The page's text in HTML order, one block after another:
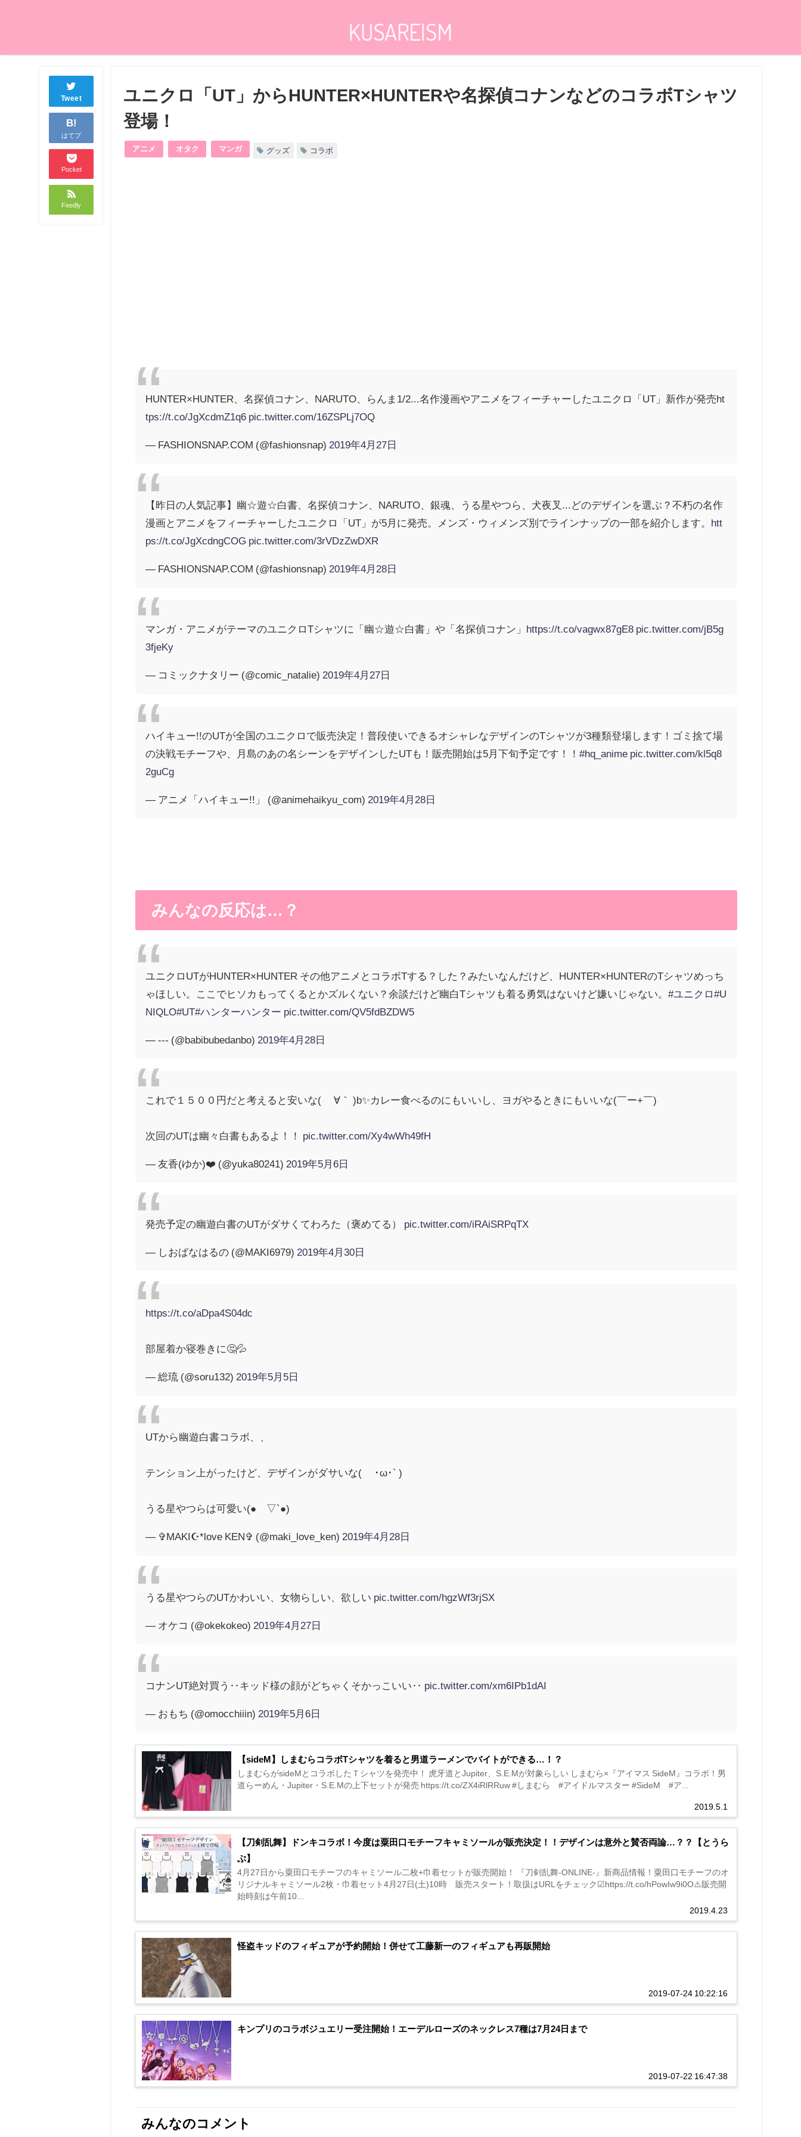
Tweet
B!
はてブ
Pocket
Feedly
ユニクロ「UT」からHUNTER×HUNTERや名探偵コナンなどのコラボTシャツ
登場！
アニメ オタク マンガ グッズ コラボ
HUNTER×HUNTER、名探偵コナン、NARUTO、らんま1/2...名作漫画やアニメをフィーチャーしたユニクロ「UT」新作が発売ht
tps://t.co/JgXcdmZ1q6 pic.twitter.com/16ZSPLj7OQ
— FASHIONSNAP.COM (@fashionsnap) 2019年4月27日
【昨日の人気記事】幽☆遊☆白書、名探偵コナン、NARUTO、銀魂、うる星やつら、犬夜叉...どのデザインを選ぶ？不朽の名作
漫画とアニメをフィーチャーしたユニクロ「UT」が5月に発売。メンズ・ウィメンズ別でラインナップの一部を紹介します。 htt
ps://t.co/JgXcdngCOG pic.twitter.com/3rVDzZwDXR
— FASHIONSNAP.COM (@fashionsnap) 2019年4月28日
マンガ・アニメがテーマのユニクロTシャツに「幽☆遊☆白書」や「名探偵コナン」 https://t.co/vagwx87gE8 pic.twitter.com/jB5g
3fjeKy
— コミックナタリー (@comic_natalie) 2019年4月27日
ハイキュー!!のUTが全国のユニクロで販売決定！普段使いできるオシャレなデザインのTシャツが3種類登場します！ゴミ捨て場
の決戦モチーフや、月島のあの名シーンをデザインしたUTも！販売開始は5月下旬予定です！！#hq_anime pic.twitter.com/kl5q8
2guCg
— アニメ「ハイキュー!!」 (@animehaikyu_com) 2019年4月28日
みんなの反応は…？
ユニクロUTがHUNTER×HUNTER その他アニメとコラボTする？した？みたいなんだけど、HUNTER×HUNTERのTシャツめっち
ゃほしい。ここでヒソカもってくるとかズルくない？余談だけど幽白Tシャツも着る勇気はないけど嫌いじゃない。#ユニクロ#U
NIQLO#UT#ハンターハンター pic.twitter.com/QV5fdBZDW5
— --- (@babibubedanbo) 2019年4月28日
これで１５００円だと考えると安いな( ´∀｀ )b✨カレー食べるのにもいいし、ヨガやるときにもいいな(￣ー+￣)
次回のUTは幽々白書もあるよ！！ pic.twitter.com/Xy4wWh49fH
— 友香(ゆか)❤️ (@yuka80241) 2019年5月6日
発売予定の幽遊白書のUTがダサくてわろた（褒めてる） pic.twitter.com/iRAiSRPqTX
— しおばなはるの (@MAKI6979) 2019年4月30日
https://t.co/aDpa4S04dc
部屋着か寝巻きに🤔💦
— 総琉 (@soru132) 2019年5月5日
UTから幽遊白書コラボ、、
テンション上がったけど、デザインがダサいな( ´･ω･` )
うる星やつらは可愛い(●︎´▽︎`●︎)
— ✞MAKI☪*love KEN✞ (@maki_love_ken) 2019年4月28日
うる星やつらのUTかわいい、女物らしい、欲しい pic.twitter.com/hgzWf3rjSX
— オケコ (@okekokeo) 2019年4月27日
コナンUT絶対買う‥キッド様の顔がどちゃくそかっこいい‥ pic.twitter.com/xm6IPb1dAI
— おもち (@omocchiiin) 2019年5月6日
【sideM】しまむらコラボTシャツを着ると男道ラーメンでバイトができる…！？
2019.5.1
しまむらがsideMとコラボしたＴシャツを発売中！ 虎牙道とJupiter、S.E.Mが対象らしい しまむら×『アイマス SideM』コラボ！男
道らーめん・Jupiter・S.E.Mの上下セットが発売 https://t.co/ZX4iRlRRuw #しまむら #アイドルマスター #SideM #ア...
【刀剣乱舞】ドンキコラボ！今度は粟田口モチーフキャミソールが販売決定！！デザインは意外と賛否両論…？？【とうら
ぶ】
2019.4.23
4月27日から粟田口モチーフのキャミソール二枚+巾着セットが販売開始！ 『刀剣乱舞-ONLINE-』新商品情報！粟田口モチーフのオ
リジナルキャミソール2枚・巾着セット4月27日(土)10時 販売スタート！取扱はURLをチェック☑https://t.co/hPowIw9i0O⚠️販売開
始時刻は午前10...
怪盗キッドのフィギュアが予約開始！併せて工藤新一のフィギュアも再販開始
2019-07-24 10:22:16
キンプリのコラボジュエリー受注開始！エーデルローズのネックレス7種は7月24日まで
2019-07-22 16:47:38
みんなのコメント